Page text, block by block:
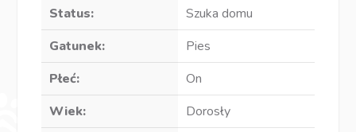
Status:
Szuka domu
Gatunek:
Pies
Płeć:
On
Wiek:
Dorosły